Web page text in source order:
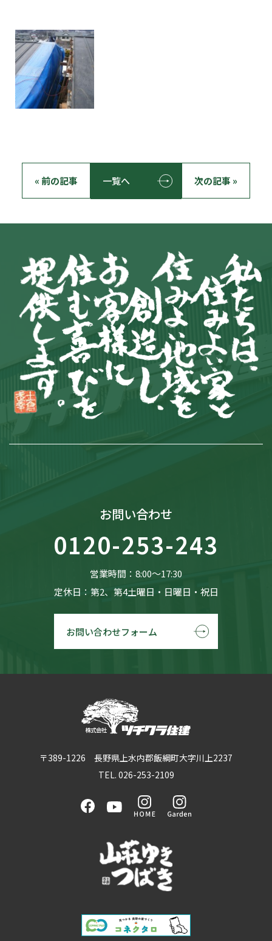
« 前の記事 一覧へ 次の記事 »
お問い合わせ
0120-253-243
営業時間：8:00〜17:30
定休日：第2、第4土曜日・日曜日・祝日
お問い合わせフォーム
〒389-1226 長野県上水内郡飯綱町大字川上2237
TEL. 026-253-2109